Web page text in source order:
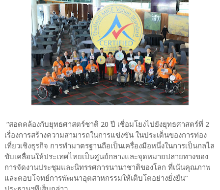
“สอดคล้องกับยุทธศาสตร์ชาติ 20 ปี เชื่อมโยงไปยังยุทธศาสตร์ที่ 2
เรื่องการสร้างความสามารถในการแข่งขัน ในประเด็นของการท่อง
เที่ยวเชิงธุรกิจ การทำมาตรฐานถือเป็นเครื่องมือหนึ่งในการเป็นกลไล
ขับเคลื่อนให้ประเทศไทยเป็นศูนย์กลางและจุดหมายปลายทางของ
การจัดงานประชุมและนิทรรศการนานาชาติของโลก ที่เน้นคุณภาพ
และตอบโจทย์การพัฒนาอุตสาหกรรมให้เติบโตอย่างยั่งยืน”